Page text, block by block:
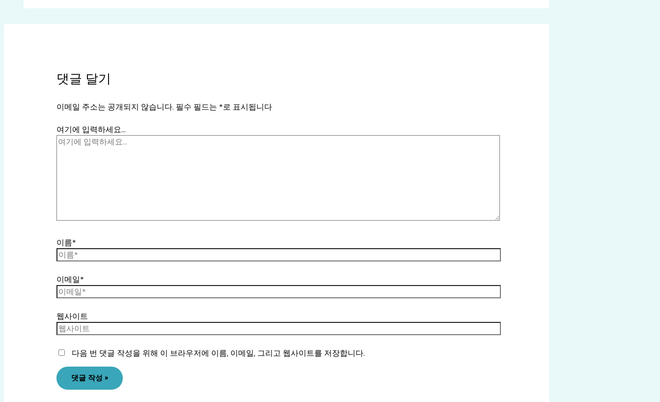
댓글 달기
이메일 주소는 공개되지 않습니다. 필수 필드는 *로 표시됩니다
여기에 입력하세요...
이름*
이메일*
웹사이트
다음 번 댓글 작성을 위해 이 브라우저에 이름, 이메일, 그리고 웹사이트를 저장합니다.